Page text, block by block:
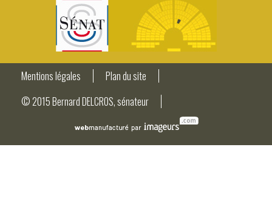
Mentions légales
Plan du site
© 2015 Bernard DELCROS, sénateur